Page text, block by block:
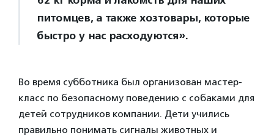
питомцев, а также хозтовары, которые
быстро у нас расходуются».
Во время субботника был организован мастер-
класс по безопасному поведению с собаками для
детей сотрудников компании. Дети учились
правильно понимать сигналы животных и